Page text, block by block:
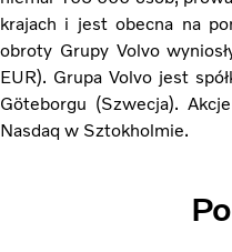
krajach i jest obecna na
obroty Grupy Volvo
EUR). Grupa Volvo jest
Göteborgu (Szwecja).
Nasdaq w Sztokholmie.